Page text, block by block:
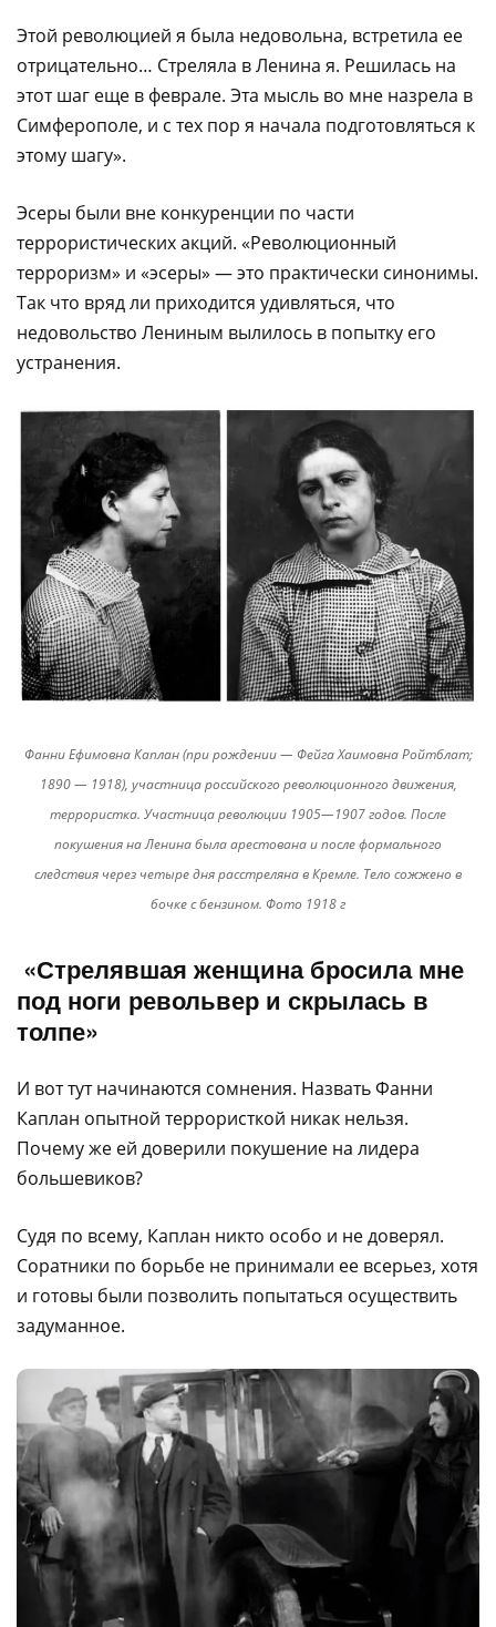
Этой революцией я была недовольна, встретила ее
отрицательно… Стреляла в Ленина я. Решилась на
этот шаг еще в феврале. Эта мысль во мне назрела в
Симферополе, и с тех пор я начала подготовляться к
этому шагу».
Эсеры были вне конкуренции по части
террористических акций. «Революционный
терроризм» и «эсеры» — это практически синонимы.
Так что вряд ли приходится удивляться, что
недовольство Лениным вылилось в попытку его
устранения.
Фанни Ефимовна Каплан (при рождении — Фейга Хаимовна Ройтблат;
1890 — 1918), участница российского революционного движения,
террористка. Участница революции 1905—1907 годов. После
покушения на Ленина была арестована и после формального
следствия через четыре дня расстреляна в Кремле. Тело сожжено в
бочке с бензином. Фото 1918 г
«Стрелявшая женщина бросила мне
под ноги револьвер и скрылась в
толпе»
И вот тут начинаются сомнения. Назвать Фанни
Каплан опытной террористкой никак нельзя.
Почему же ей доверили покушение на лидера
большевиков?
Судя по всему, Каплан никто особо и не доверял.
Соратники по борьбе не принимали ее всерьез, хотя
и готовы были позволить попытаться осуществить
задуманное.